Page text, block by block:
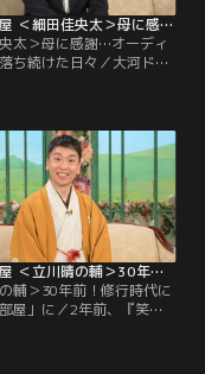
徹子の部屋 ＜細田佳央太＞母に感謝…オーディションに落ち続けた日々（2026/08/03放送分）
太＞母に感謝…オーディ
ち続けた日々／大河ドラ
など話題作に次々と出演
集める若手実力派俳優の
ぱん」や大河ドラマ「ど
」への出演で話題を呼ん
だが、実は4歳で自ら
の中に入りたい」と言い芸
たという。
徹子の部屋 ＜立川晴の輔＞30年前！修行時代に「徹子の部屋」に（2026/07/30放送分）
輔＞30年前！修行時代に
部屋」に／2年前、『笑